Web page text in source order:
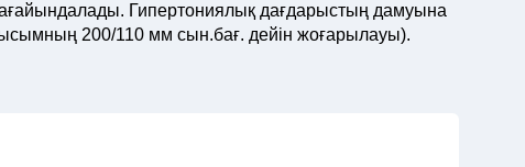
Гипертониялық дағдарыстың дамуына
200/110 мм сын.бағ. дейін жоғарылауы).